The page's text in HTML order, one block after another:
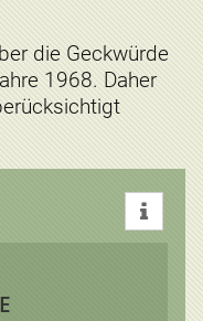
die Geckwürde
1968. Daher